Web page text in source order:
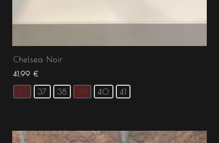
Chelsea Noir
41.99 €
36 37 38 39 40 41